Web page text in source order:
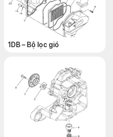
1DB – Bộ lọc gió